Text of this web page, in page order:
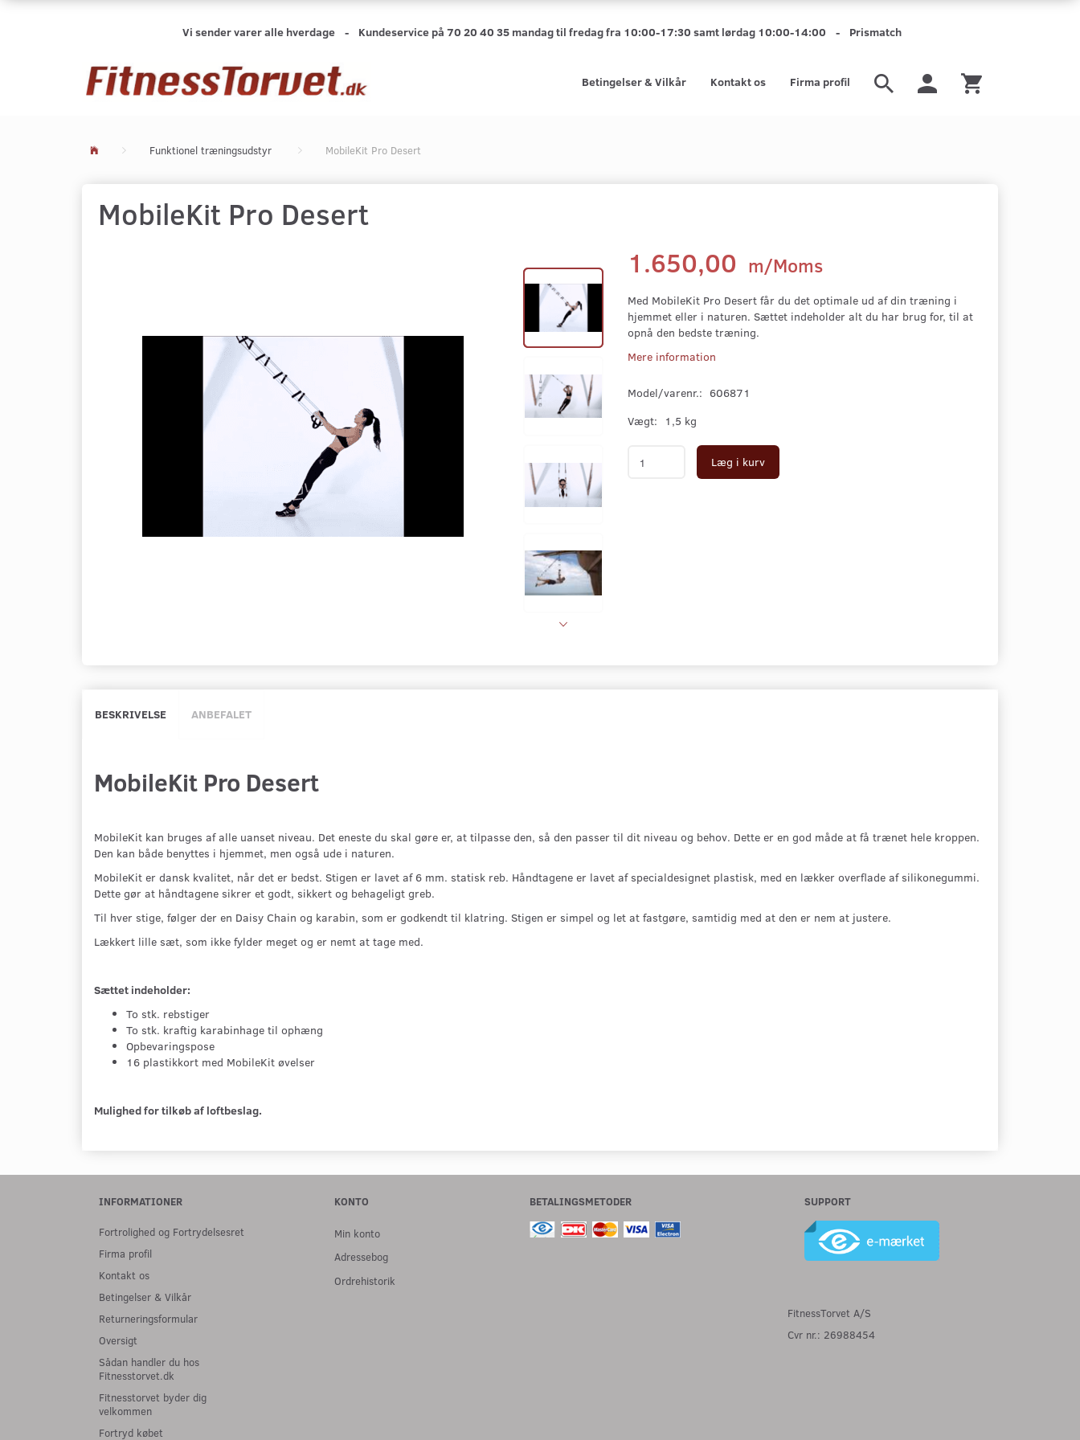
Vi sender varer alle hverdage - Kundeservice på 70 20 40 35 mandag til fredag fra 10:00-17:30 samt lørdag 10:00-14:00 - Prismatch
Firma profil
Kontakt os
Betingelser & Vilkår
Funktionel træningsudstyr MobileKit Pro Desert
MobileKit Pro Desert
1.650,00 m/Moms
Med MobileKit Pro Desert får du det optimale ud af din træning i
hjemmet eller i naturen. Sættet indeholder alt du har brug for, til at
opnå den bedste træning.
Mere information
Model/varenr.: 606871
Vægt:
1,5 kg
Læg i kurv
BESKRIVELSE ANBEFALET
MobileKit Pro Desert
MobileKit kan bruges af alle uanset niveau. Det eneste du skal gøre er, at tilpasse den, så den passer til dit niveau og behov. Dette er en god måde at få trænet hele kroppen.
Den kan både benyttes i hjemmet, men også ude i naturen.
MobileKit er dansk kvalitet, når det er bedst. Stigen er lavet af 6 mm. statisk reb. Håndtagene er lavet af specialdesignet plastisk, med en lækker overflade af silikonegummi.
Dette gør at håndtagene sikrer et godt, sikkert og behageligt greb.
Til hver stige, følger der en Daisy Chain og karabin, som er godkendt til klatring. Stigen er simpel og let at fastgøre, samtidig med at den er nem at justere.
Lækkert lille sæt, som ikke fylder meget og er nemt at tage med.
Sættet indeholder:
To stk. rebstiger
To stk. kraftig karabinhage til ophæng
Opbevaringspose
16 plastikkort med MobileKit øvelser
Mulighed for tilkøb af loftbeslag.
INFORMATIONER
Fortrolighed og Fortrydelsesret
Firma profil
Kontakt os
Betingelser & Vilkår
Returneringsformular
Oversigt
Sådan handler du hos
Fitnesstorvet.dk
Fitnesstorvet byder dig
velkommen
Fortryd købet
KONTO
Min konto
Adressebog
Ordrehistorik
BETALINGSMETODER SUPPORT
FitnessTorvet A/S
Cvr nr.: 26988454